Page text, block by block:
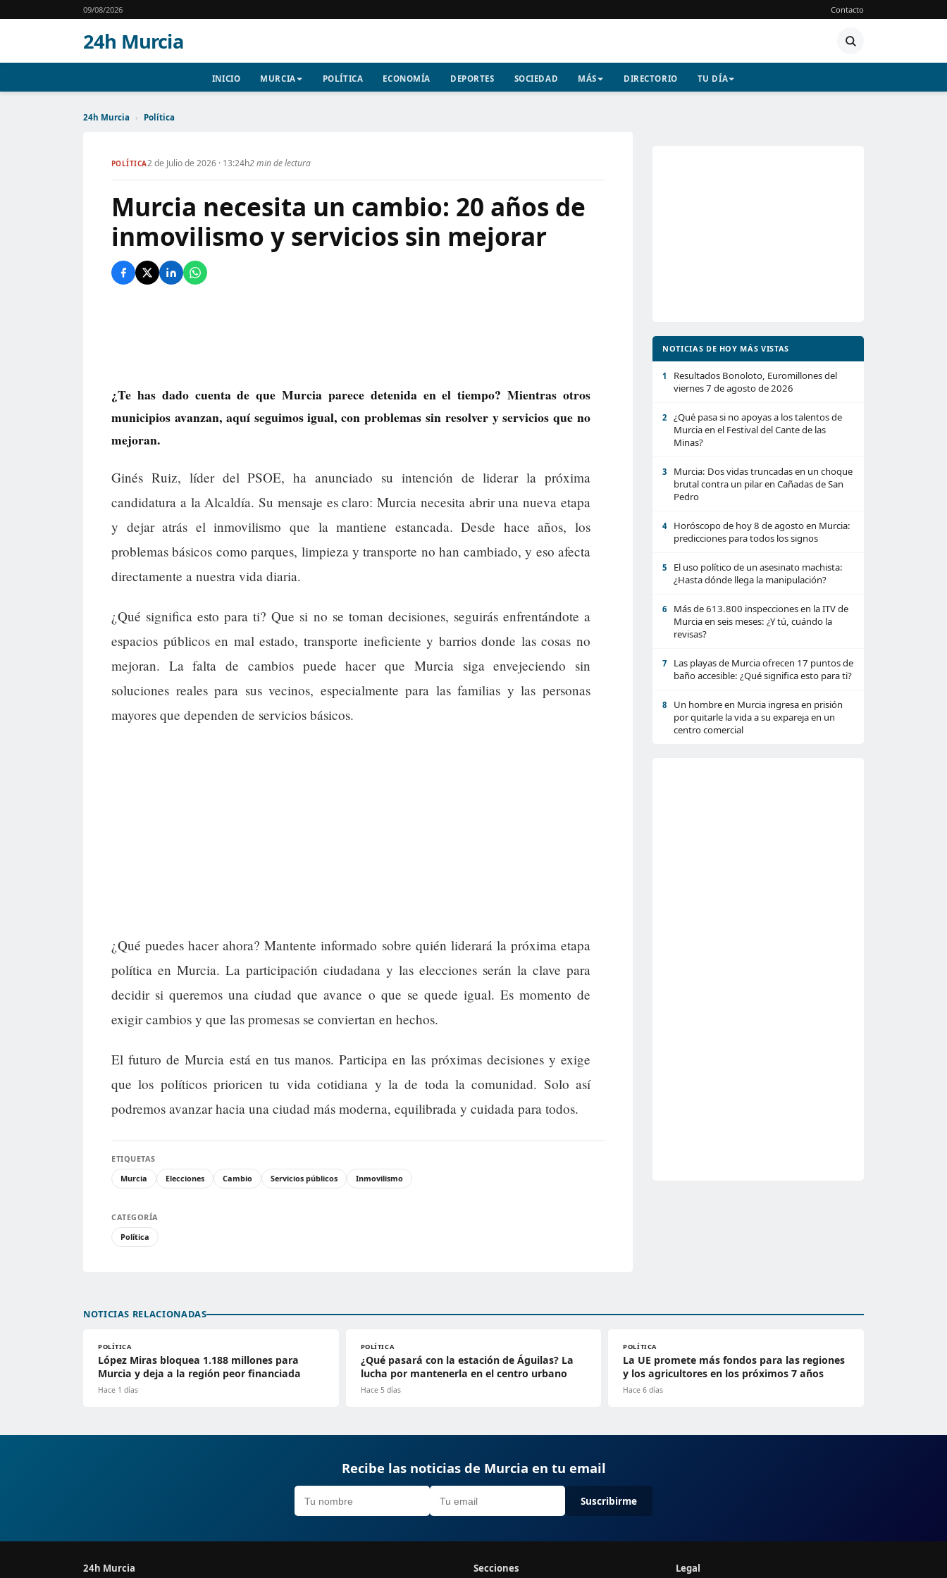
09/08/2026 Contacto
24h Murcia
INICIO MURCIA POLÍTICA ECONOMÍA DEPORTES SOCIEDAD MÁS DIRECTORIO TU DÍA
24h Murcia › Política
POLÍTICA2 de Julio de 2026 · 13:24h2 min de lectura
Murcia necesita un cambio: 20 años de
inmovilismo y servicios sin mejorar
¿Te has dado cuenta de que Murcia parece detenida en el tiempo? Mientras otros
municipios avanzan, aquí seguimos igual, con problemas sin resolver y servicios que no
mejoran.
Ginés Ruiz, líder del PSOE, ha anunciado su intención de liderar la próxima
candidatura a la Alcaldía. Su mensaje es claro: Murcia necesita abrir una nueva etapa
y dejar atrás el inmovilismo que la mantiene estancada. Desde hace años, los
problemas básicos como parques, limpieza y transporte no han cambiado, y eso afecta
directamente a nuestra vida diaria.
¿Qué significa esto para ti? Que si no se toman decisiones, seguirás enfrentándote a
espacios públicos en mal estado, transporte ineficiente y barrios donde las cosas no
mejoran. La falta de cambios puede hacer que Murcia siga envejeciendo sin
soluciones reales para sus vecinos, especialmente para las familias y las personas
mayores que dependen de servicios básicos.
¿Qué puedes hacer ahora? Mantente informado sobre quién liderará la próxima etapa
política en Murcia. La participación ciudadana y las elecciones serán la clave para
decidir si queremos una ciudad que avance o que se quede igual. Es momento de
exigir cambios y que las promesas se conviertan en hechos.
El futuro de Murcia está en tus manos. Participa en las próximas decisiones y exige
que los políticos prioricen tu vida cotidiana y la de toda la comunidad. Solo así
podremos avanzar hacia una ciudad más moderna, equilibrada y cuidada para todos.
ETIQUETAS
Murcia
Elecciones Cambio Servicios públicos Inmovilismo
CATEGORÍA
Política
NOTICIAS DE HOY MÁS VISTAS
1
Resultados Bonoloto, Euromillones del
viernes 7 de agosto de 2026
2
¿Qué pasa si no apoyas a los talentos de
Murcia en el Festival del Cante de las
Minas?
3
Murcia: Dos vidas truncadas en un choque
brutal contra un pilar en Cañadas de San
Pedro
4
Horóscopo de hoy 8 de agosto en Murcia:
predicciones para todos los signos
5
El uso político de un asesinato machista:
¿Hasta dónde llega la manipulación?
6
Más de 613.800 inspecciones en la ITV de
Murcia en seis meses: ¿Y tú, cuándo la
revisas?
7
Las playas de Murcia ofrecen 17 puntos de
baño accesible: ¿Qué significa esto para ti?
8
Un hombre en Murcia ingresa en prisión
por quitarle la vida a su expareja en un
centro comercial
NOTICIAS RELACIONADAS
POLÍTICA
López Miras bloquea 1.188 millones para
Murcia y deja a la región peor financiada
Hace 1 días
POLÍTICA
¿Qué pasará con la estación de Águilas? La
lucha por mantenerla en el centro urbano
Hace 5 días
POLÍTICA
La UE promete más fondos para las regiones
y los agricultores en los próximos 7 años
Hace 6 días
Recibe las noticias de Murcia en tu email
Suscribirme
24h Murcia Secciones Legal